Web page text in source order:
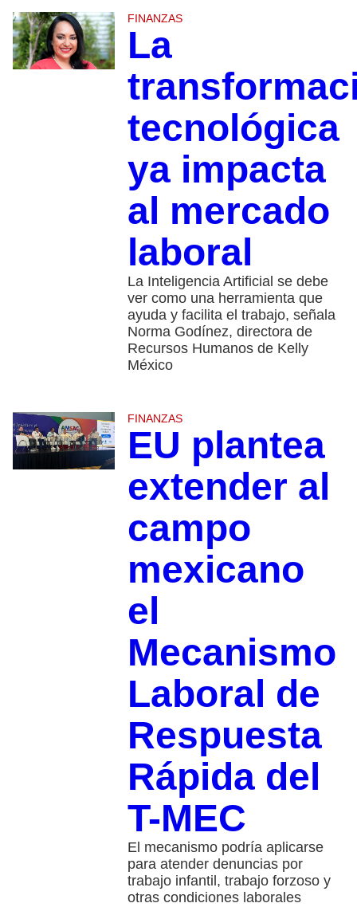
FINANZAS
La
tecnológica
ya impacta
al mercado
laboral
La Inteligencia Artificial se debe
ver como una herramienta que
ayuda y facilita el trabajo, señala
Norma Godínez, directora de
Recursos Humanos de Kelly
México
FINANZAS
EU plantea
extender al
campo
mexicano
el
Mecanismo
Laboral de
Respuesta
Rápida del
T-MEC
El mecanismo podría aplicarse
para atender denuncias por
trabajo infantil, trabajo forzoso y
otras condiciones laborales